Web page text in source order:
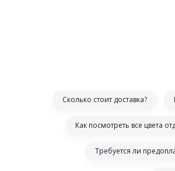
Сколько стоит доставка?
Как посмотреть все цвета
Требуется ли